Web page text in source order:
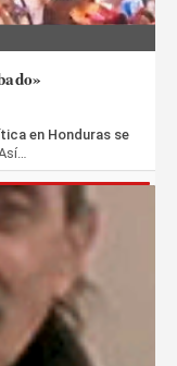
en Honduras se